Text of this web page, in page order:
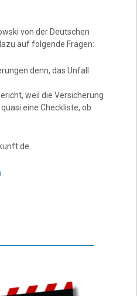
von der Deutschen
auf folgende Fragen:
denn, das Unfall
weil die Versicherung
eine Checkliste, ob